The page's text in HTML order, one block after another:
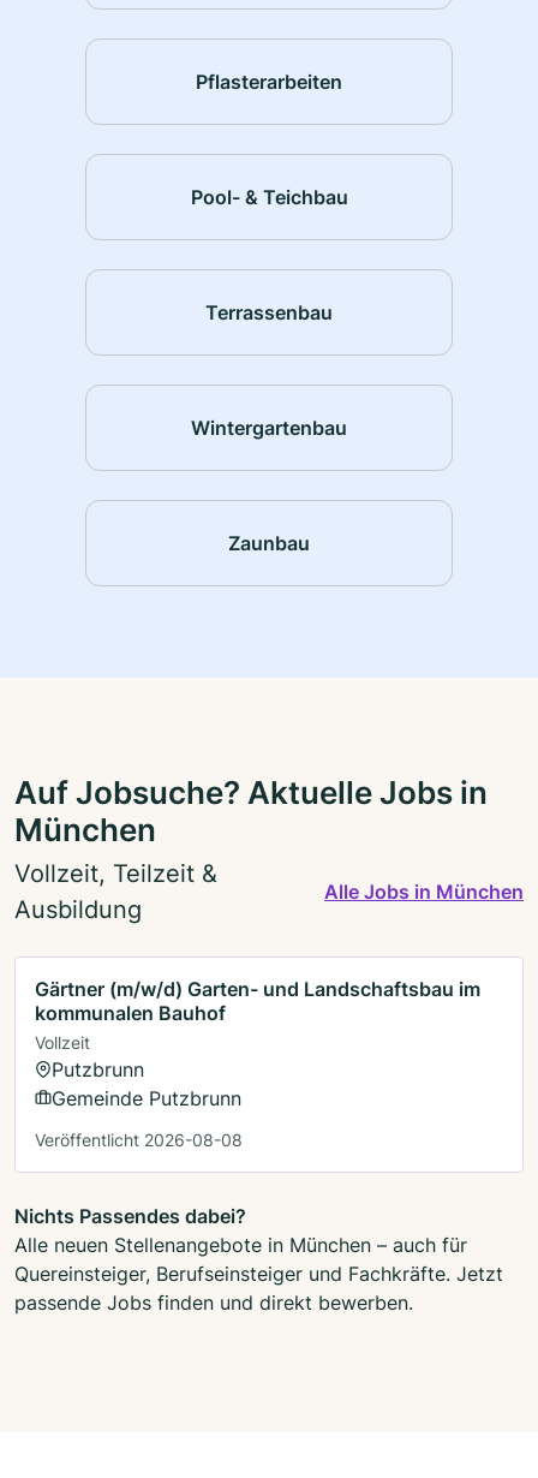
Pflasterarbeiten
Pool- & Teichbau
Terrassenbau
Wintergartenbau
Zaunbau
Auf Jobsuche? Aktuelle Jobs in
München
Vollzeit, Teilzeit &
Ausbildung
Alle Jobs in München
Gärtner (m/w/d) Garten- und Landschaftsbau im
kommunalen Bauhof
Vollzeit
Putzbrunn
Gemeinde Putzbrunn
Veröffentlicht 2026-08-08
Nichts Passendes dabei?
Alle neuen Stellenangebote in München – auch für
Quereinsteiger, Berufseinsteiger und Fachkräfte. Jetzt
passende Jobs finden und direkt bewerben.